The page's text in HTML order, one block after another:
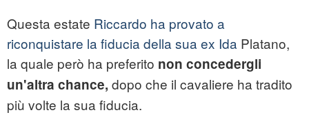
Questa estate Riccardo ha provato a
riconquistare la fiducia della sua ex Ida Platano,
la quale però ha preferito non concedergli
un'altra chance, dopo che il cavaliere ha tradito
più volte la sua fiducia.